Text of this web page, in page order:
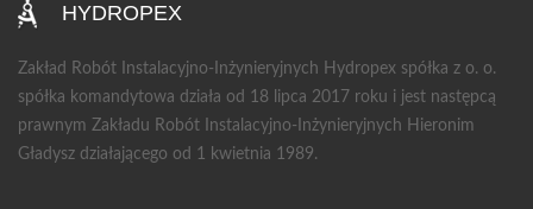
HYDROPEX
Zakład Robót Instalacyjno-Inżynieryjnych Hydropex spółka z o. o.
spółka komandytowa działa od 18 lipca 2017 roku i jest następcą
prawnym Zakładu Robót Instalacyjno-Inżynieryjnych Hieronim
Gładysz działającego od 1 kwietnia 1989.